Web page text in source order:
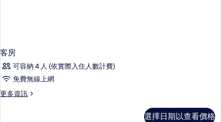
客房
可容納 4 人 (依實際入住人數計費)
免費無線上網
更多資訊
更
選擇日期以查看價格